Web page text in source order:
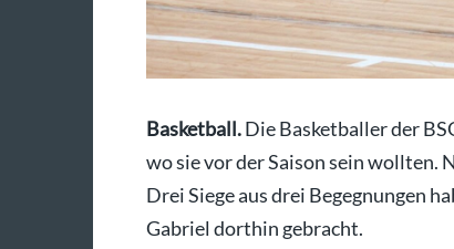
Basketball.Die Basketballer der
wo sie vor der Saison sein wollten.
Drei Siege aus drei Begegnungen
Gabriel dorthin gebracht.